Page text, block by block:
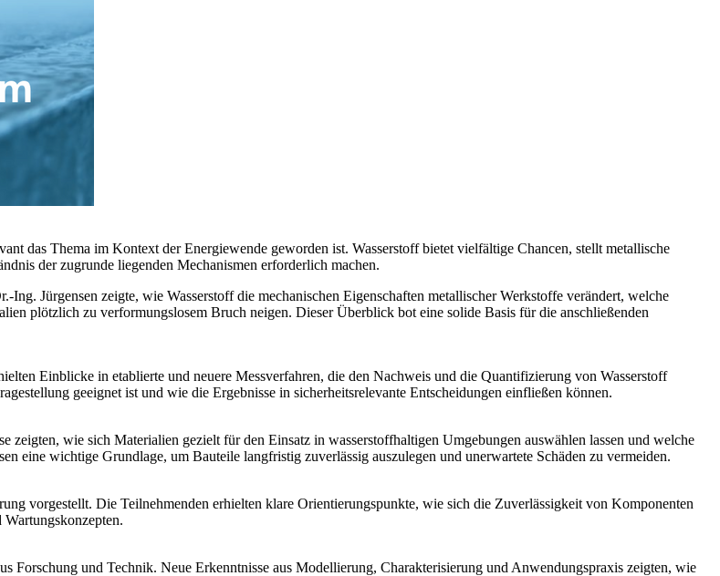
das Thema im Kontext der Energiewende geworden ist. Wasserstoff bietet vielfältige Chancen, stellt metallische
der zugrunde liegenden Mechanismen erforderlich machen.
Jürgensen zeigte, wie Wasserstoff die mechanischen Eigenschaften metallischer Werkstoffe verändert, welche
plötzlich zu verformungslosem Bruch neigen. Dieser Überblick bot eine solide Basis für die anschließenden
Einblicke in etablierte und neuere Messverfahren, die den Nachweis und die Quantifizierung von Wasserstoff
geeignet ist und wie die Ergebnisse in sicherheitsrelevante Entscheidungen einfließen können.
wie sich Materialien gezielt für den Einsatz in wasserstoffhaltigen Umgebungen auswählen lassen und welche
eine wichtige Grundlage, um Bauteile langfristig zuverlässig auszulegen und unerwartete Schäden zu vermeiden.
vorgestellt. Die Teilnehmenden erhielten klare Orientierungspunkte, wie sich die Zuverlässigkeit von Komponenten
Forschung und Technik. Neue Erkenntnisse aus Modellierung, Charakterisierung und Anwendungspraxis zeigten, wie